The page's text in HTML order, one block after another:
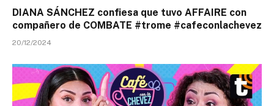
DIANA SÁNCHEZ confiesa que tuvo AFFAIRE con
compañero de COMBATE #trome #cafeconlachevez
20/12/2024